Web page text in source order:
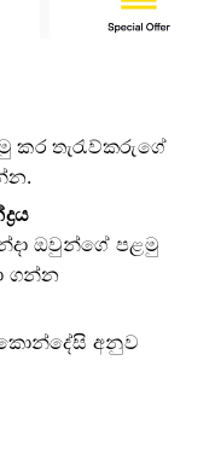
කර තැරැව්කරුගේ
ඔවුන්ගේ පළමු
ගන්න
අනුව